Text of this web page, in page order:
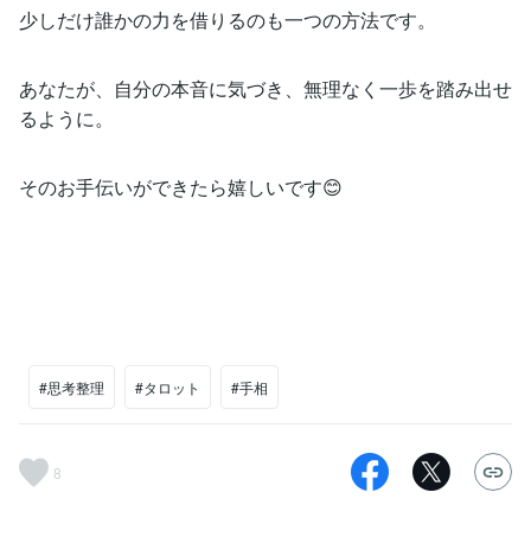
少しだけ誰かの力を借りるのも一つの方法です。
あなたが、自分の本音に気づき、無理なく一歩を踏み出せ
るように。
そのお手伝いができたら嬉しいです😊
#思考整理 #タロット #手相
8